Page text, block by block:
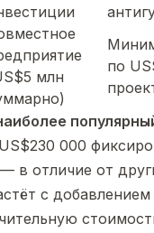
млн
по
000
в отличие от
с